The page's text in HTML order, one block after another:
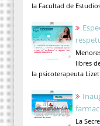
la Facultad de
libres
la psicoterapeuta
La